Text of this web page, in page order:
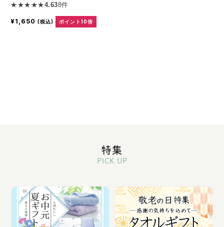
★★★★★4.638件
¥1,650 (税込) ポイント10倍
特集
PICK UP